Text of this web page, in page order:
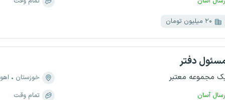
۲۰ میلیون تومان
دفتر
مجموعه معتبر
آسان
خوزستان
تمام وقت